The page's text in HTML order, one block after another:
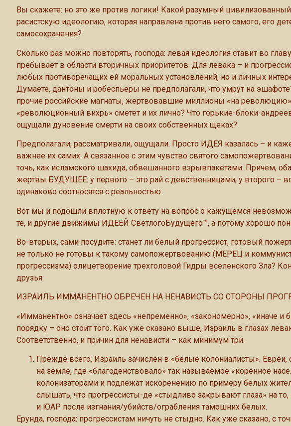
Вы скажете: но это же против логики! Какой разумный
расистскую идеологию, которая направлена против него самого, его
самосохранения?
Сколько раз можно повторять, господа: левая идеология ставит во
пребывает в области вторичных приоритетов. Для левака – и
любых противоречащих ей моральных установлений, но и личных
Думаете, дантоны и робеспьеры не предполагали, что умрут на
прочие российские магнаты, жертвовавшие миллионы «на революцию»,
«революционный вихрь» сметет и их лично? Что горькие-блоки-
ощущали дуновение смерти на своих собственных щеках?
Предполагали, рассматривали, ощущали. Просто ИДЕЯ казалась – и
важнее их самих. А связанное с этим чувство святого
точь, как исламского шахида, обвешанного взрывпакетами. Причем,
жертвы БУДУЩЕЕ: у первого – это рай с девственницами, у второго –
одинаково соотносятся с реальностью.
Вот мы и подошли вплотную к ответу на вопрос о кажущемся
те, и другие движимы ИДЕЕЙ СветлогоБудущего™, а потому хорошо
Во-вторых, сами посудите: станет ли белый прогрессист, готовый
не только не готовы к такому самопожертвованию (МЕРЕЦ и
прогрессизма) олицетворение трехголовой Гидры вселенского Зла?
друзья:
ИЗРАИЛЬ ИММАНЕНТНО ОБРЕЧЕН НА НЕНАВИСТЬ СО СТОРОНЫ
«Имманентно» означает здесь «непременно», «закономерно», «иначе
порядку – оно стоит того. Как уже сказано выше, Израиль в глазах
Соответственно, и причин для ненависти – как минимум три.
Прежде всего, Израиль зачислен в «белые колониалисты».
на земле, где «благоденствовало» так называемое «коренное
колонизаторами и подлежат искоренению по примеру белых
слышать, что прогрессисты-де «стыдливо закрывают глаза» на
и ЮАР после изгнания/убийств/ограбления тамошних белых.
Ерунда, господа: прогрессистам ничуть не стыдно. Как уже сказано, с